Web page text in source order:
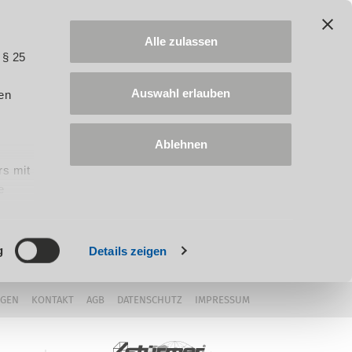
25
mit
Details zeigen
Alle zulassen
Auswahl erlauben
Ablehnen
KONTAKT AGB DATENSCHUTZ IMPRESSUM